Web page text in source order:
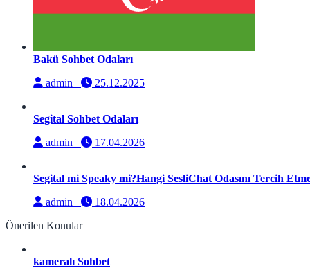
Bakü Sohbet Odaları
admin
25.12.2025
Segital Sohbet Odaları
admin
17.04.2026
Segital mi Speaky mi?Hangi SesliChat Odasını Tercih
admin
18.04.2026
Önerilen Konular
kameralı Sohbet